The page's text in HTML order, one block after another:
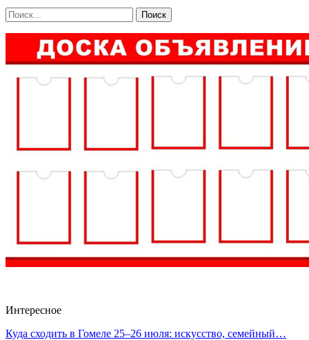
Интересное
Куда сходить в Гомеле 25–26 июля: искусство, семейный…